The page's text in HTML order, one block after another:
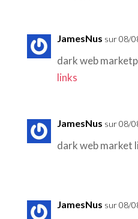
JamesNus sur 08/
dark web
links
JamesNus sur 08/
dark web market
JamesNus sur 08/